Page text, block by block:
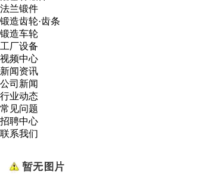
法兰锻件
锻造齿轮·齿条
锻造车轮
工厂设备
视频中心
新闻资讯
公司新闻
行业动态
常见问题
招聘中心
联系我们